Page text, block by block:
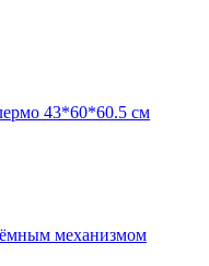
43*60*60.5 см
механизмом